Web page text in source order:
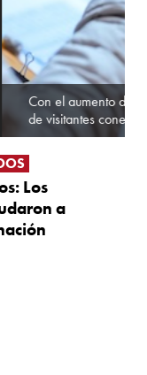
el Papa
la oficina
con el Papa
Los
a